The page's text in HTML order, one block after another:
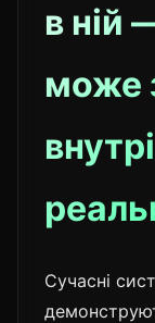
в ній
може
Сучасні